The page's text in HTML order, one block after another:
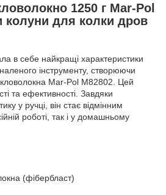
1250 г Mar-Pol
колуни для колки дров
в себе найкращі характеристики
інструменту, створюючи
Mar-Pol M82802. Цей
та ефективності. Завдяки
у ручці, він стає відмінним
роботі, так і у домашньому
(фібербласт)